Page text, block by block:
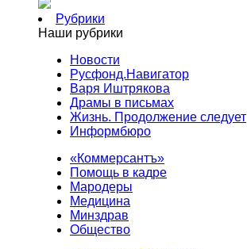
Рубрики
Наши рубрики
Новости
Русфонд.Навигатор
Варя Иштрякова
Драмы в письмах
Жизнь. Продолжение следует
Информбюро
«Коммерсантъ»
Помощь в кадре
Мародеры
Медицина
Минздрав
Общество